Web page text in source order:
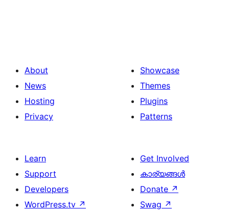
About
News
Hosting
Privacy
Showcase
Themes
Plugins
Patterns
Learn
Support
Developers
WordPress.tv ↗
Get Involved
കാര്യങ്ങള്‍
Donate ↗
Swag ↗